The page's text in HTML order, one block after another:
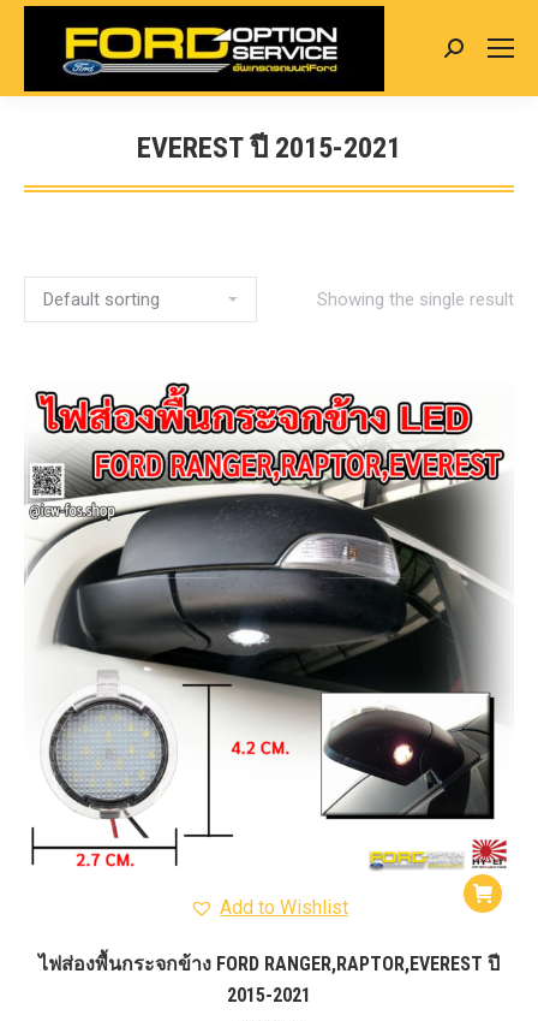
Search:
EVEREST ปี 2015-2021
You are here:
Showing the single result
Add to Wishlist
ไฟส่องพื้นกระจกข้าง FORD RANGER,RAPTOR,EVEREST ปี
2015-2021